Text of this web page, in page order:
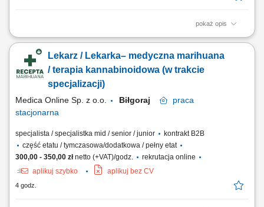
pokaż opis
GŁÓWNE ZADANIA przeprowadzanie czynności sprawdzających i
kontroli realizowanych przez Terenowy Wydział Kontroli III w Lublinie,
ze szczególnym uwzględnieniem zadań dotyczących dokumentacji
medycznej; przygotowywanie i analiza danych do planowych i
doraźnych kontroli realizacji umów o...
Lekarz / Lekarka– medyczna marihuana
/ terapia kannabinoidowa (w trakcie
specjalizacji)
Medica Online Sp. z o.o. Biłgoraj
praca
stacjonarna
specjalista / specjalistka mid / senior / junior
kontrakt B2B
część etatu / tymczasowa/dodatkowa / pełny etat
300,00 - 350,00 złnetto (+VAT)/godz.
rekrutacja online
aplikuj szybko
aplikuj bez CV
4 godz.